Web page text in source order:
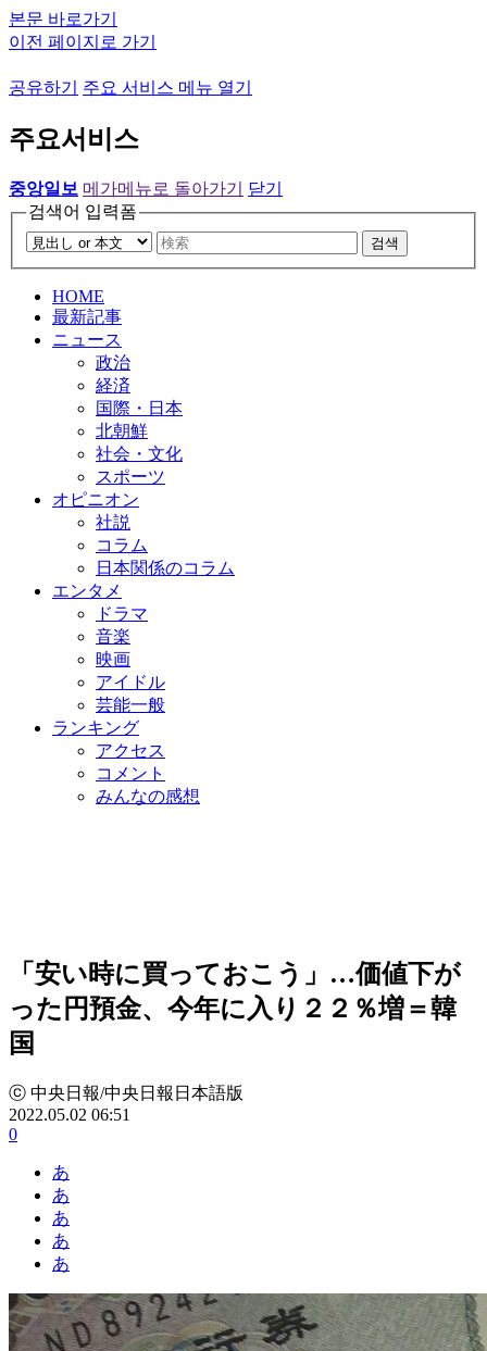
본문 바로가기
이전 페이지로 가기
공유하기 주요 서비스 메뉴 열기
주요서비스
중앙일보 메가메뉴로 돌아가기
닫기
검색어 입력폼
검색
HOME
最新記事
ニュース
政治
経済
国際・日本
北朝鮮
社会・文化
スポーツ
オピニオン
社説
コラム
日本関係のコラム
エンタメ
ドラマ
音楽
映画
アイドル
芸能一般
ランキング
アクセス
コメント
みんなの感想
「安い時に買っておこう」…価値下が
った円預金、今年に入り２２％増＝韓
国
ⓒ 中央日報/中央日報日本語版
2022.05.02 06:51
0
あ
あ
あ
あ
あ